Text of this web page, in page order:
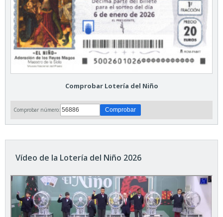
Comprobar Lotería del Niño
Comprobar número:
Vídeo de la Lotería del Niño 2026